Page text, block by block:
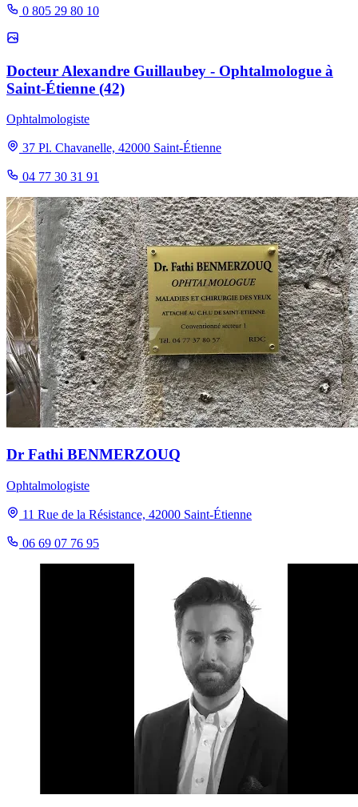
0 805 29 80 10
Docteur Alexandre Guillaubey - Ophtalmologue à
Saint-Étienne (42)
Ophtalmologiste
37 Pl. Chavanelle, 42000 Saint-Étienne
04 77 30 31 91
Dr Fathi BENMERZOUQ
Ophtalmologiste
11 Rue de la Résistance, 42000 Saint-Étienne
06 69 07 76 95